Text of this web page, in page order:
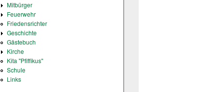
Mitbürger
Feuerwehr
Friedensrichter
Geschichte
Gästebuch
Kirche
Kita "Pfiffikus"
Schule
Links